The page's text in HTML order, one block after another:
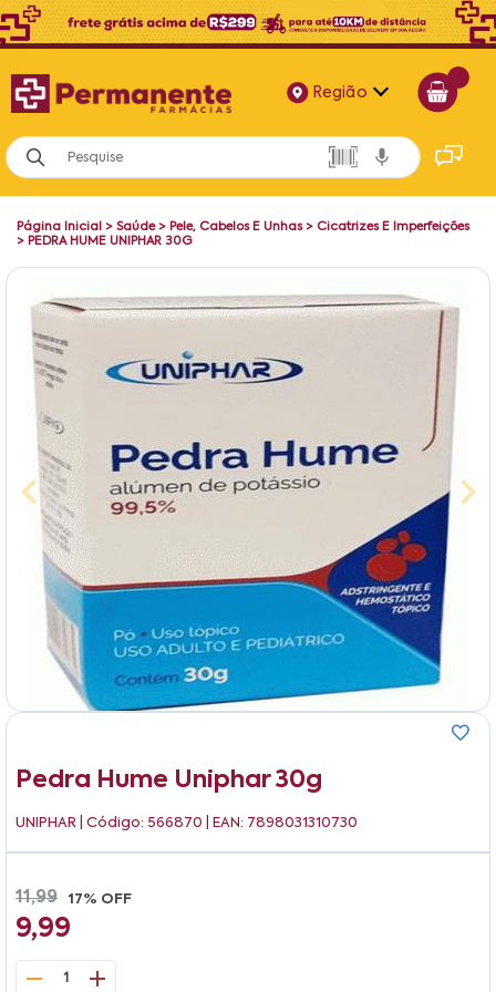
Região
Alagoas
Bahia
Página Inicial > Saúde> Pele, Cabelos E Unhas> Cicatrizes E Imperfeições
> PEDRA HUME UNIPHAR 30G
Pedra Hume Uniphar 30g
UNIPHAR | Código: 566870 | EAN: 7898031310730
11,99 17% OFF
9,99
1